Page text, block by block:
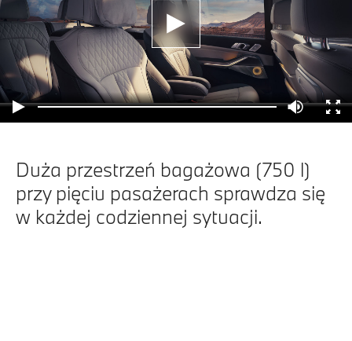
Duża przestrzeń bagażowa (750 l)
przy pięciu pasażerach sprawdza się
w każdej codziennej sytuacji.